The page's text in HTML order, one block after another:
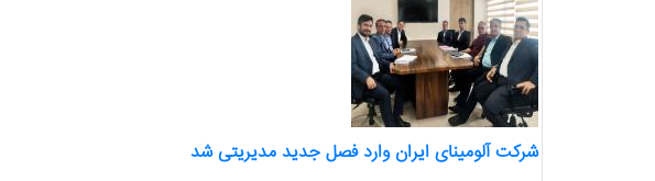
شرکت آلومینای ایران وارد فصل جدید مدیریتی شد